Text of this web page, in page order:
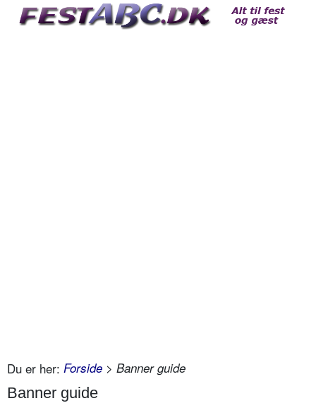
Du er her: Forside > Banner guide
Banner guide